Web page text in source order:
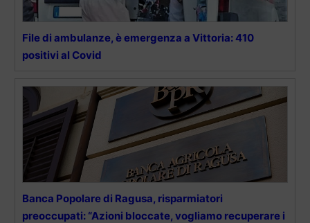
File di ambulanze, è emergenza a Vittoria: 410
positivi al Covid
Banca Popolare di Ragusa, risparmiatori
preoccupati: “Azioni bloccate, vogliamo recuperare i